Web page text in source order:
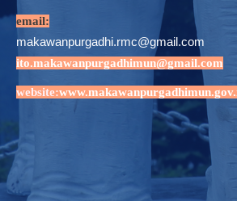
email:
makawanpurgadhi.rmc@gmail.com
ito.makawanpurgadhimun@gmail.com
website: